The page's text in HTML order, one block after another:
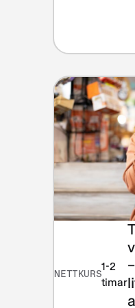
NETTKURS
1-2
timar